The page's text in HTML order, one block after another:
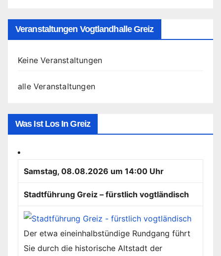
Veranstaltungen Vogtlandhalle Greiz
Keine Veranstaltungen
alle Veranstaltungen
Was Ist Los In Greiz
Samstag, 08.08.2026 um 14:00 Uhr
Stadtführung Greiz – fürstlich vogtländisch
Der etwa eineinhalbstündige Rundgang führt
Sie durch die historische Altstadt der